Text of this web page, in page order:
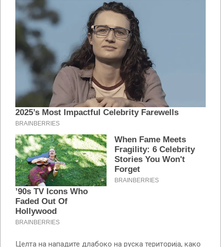
Целта на нападите длабоко на руска територија, како